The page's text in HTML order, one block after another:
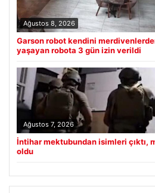
Ağustos 8, 2026
Garson robot kendini
yaşayan robota 3 gün izin verildi
Ağustos 7, 2026
İntihar mektubundan isimleri çıktı,
oldu